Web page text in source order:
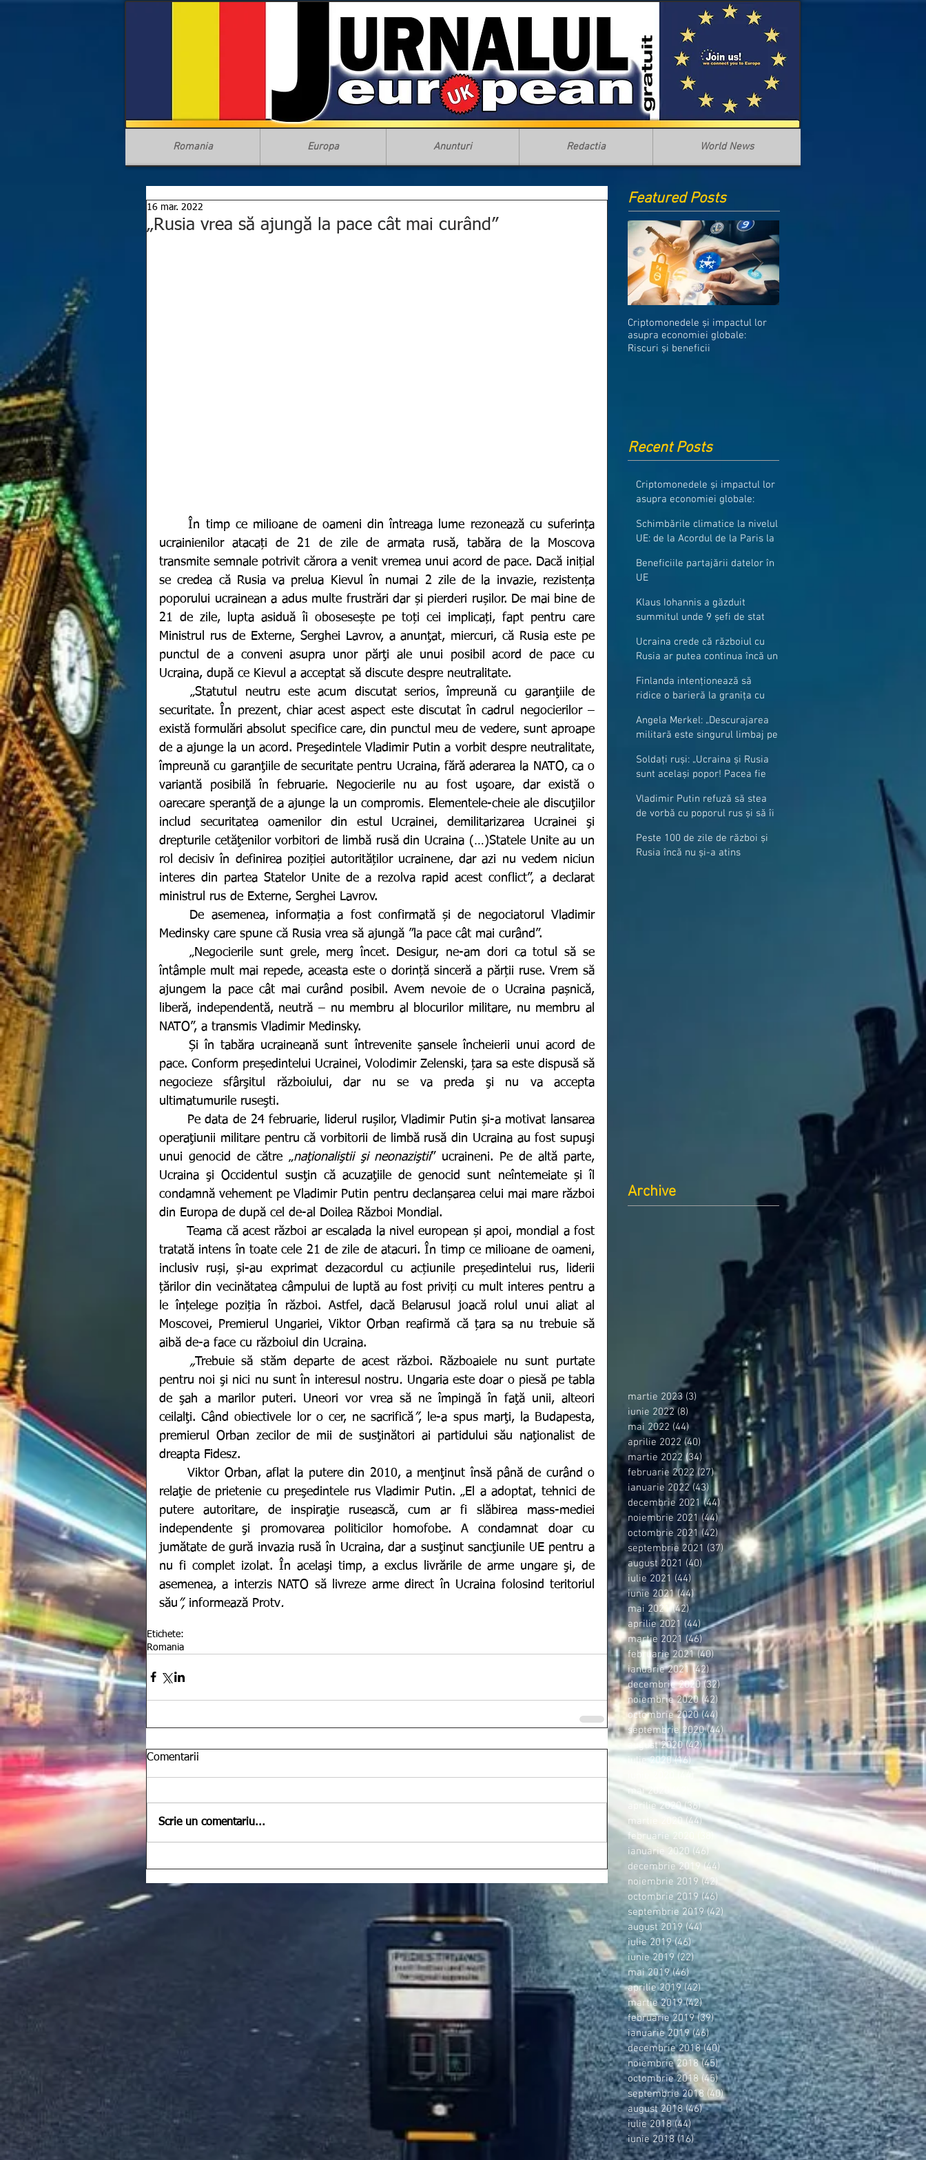
Romania Europa Anunturi Redactia World News
„Rusia vrea să ajungă la pace cât mai curând”
16 mar. 2022
	În timp ce milioane de oameni din întreaga lume rezonează cu suferința
ucrainienilor atacați de 21 de zile de armata rusă, tabăra de la Moscova
transmite semnale potrivit cărora a venit vremea unui acord de pace. Dacă inițial
se credea că Rusia va prelua Kievul în numai 2 zile de la invazie, rezistența
poporului ucrainean a adus multe frustrări dar și pierderi rușilor. De mai bine de
21 de zile, lupta asiduă îi obosesește pe toți cei implicați, fapt pentru care
Ministrul rus de Externe, Serghei Lavrov, a anunţat, miercuri, că Rusia este pe
punctul de a conveni asupra unor părţi ale unui posibil acord de pace cu
Ucraina, după ce Kievul a acceptat să discute despre neutralitate.
	„Statutul neutru este acum discutat serios, împreună cu garanţiile de
securitate. În prezent, chiar acest aspect este discutat în cadrul negocierilor –
există formulări absolut specifice care, din punctul meu de vedere, sunt aproape
de a ajunge la un acord. Preşedintele Vladimir Putin a vorbit despre neutralitate,
împreună cu garanţiile de securitate pentru Ucraina, fără aderarea la NATO, ca o
variantă posibilă în februarie. Negocierile nu au fost uşoare, dar există o
oarecare speranţă de a ajunge la un compromis. Elementele-cheie ale discuţiilor
includ securitatea oamenilor din estul Ucrainei, demilitarizarea Ucrainei şi
drepturile cetăţenilor vorbitori de limbă rusă din Ucraina (…)Statele Unite au un
rol decisiv în definirea poziției autorităților ucrainene, dar azi nu vedem niciun
interes din partea Statelor Unite de a rezolva rapid acest conflict”, a declarat
ministrul rus de Externe, Serghei Lavrov.
Medinsky care spune că Rusia vrea să ajungă ”la pace cât mai curând”.
întâmple mult mai repede, aceasta este o dorință sinceră a părții ruse. Vrem să
ajungem la pace cât mai curând posibil. Avem nevoie de o Ucraina pașnică,
liberă, independentă, neutră – nu membru al blocurilor militare, nu membru al
NATO”, a transmis Vladimir Medinsky.
	Și în tabăra ucraineană sunt întrevenite șansele încheierii unui acord de
pace. Conform președintelui Ucrainei, Volodimir Zelenski, țara sa este dispusă să
negocieze sfârşitul războiului, dar nu se va preda şi nu va accepta
ultimatumurile ruseşti.
operaţiunii militare pentru că vorbitorii de limbă rusă din Ucraina au fost supuşi
unui genocid de către „naţionaliştii şi neonaziştii” ucraineni. Pe de altă parte,
Ucraina şi Occidentul susţin că acuzaţiile de genocid sunt neîntemeiate și îl
condamnă vehement pe Vladimir Putin pentru declanșarea celui mai mare război
din Europa de după cel de-al Doilea Război Mondial.
	Teama că acest război ar escalada la nivel european și apoi, mondial a fost
tratată intens în toate cele 21 de zile de atacuri. În timp ce milioane de oameni,
inclusiv ruși, și-au exprimat dezacordul cu acțiunile președintelui rus, liderii
țărilor din vecinătatea câmpului de luptă au fost priviți cu mult interes pentru a
le înțelege poziția în război. Astfel, dacă Belarusul joacă rolul unui aliat al
Moscovei, Premierul Ungariei, Viktor Orban reafirmă că țara sa nu trebuie să
aibă de-a face cu războiul din Ucraina.
„Trebuie să stăm departe de acest război. Războaiele nu sunt purtate
pentru noi şi nici nu sunt în interesul nostru. Ungaria este doar o piesă pe tabla
de şah a marilor puteri. Uneori vor vrea să ne împingă în faţă unii, alteori
ceilalţi. Când obiectivele lor o cer, ne sacrifică”, le-a spus marţi, la Budapesta,
premierul Orban zecilor de mii de susţinători ai partidului său naţionalist de
dreapta Fidesz.
	Viktor Orban, aflat la putere din 2010, a menţinut însă până de curând o
relaţie de prietenie cu preşedintele rus Vladimir Putin. „El a adoptat, tehnici de
putere autoritare, de inspiraţie rusească, cum ar fi slăbirea mass-mediei
independente şi promovarea politicilor homofobe. A condamnat doar cu
jumătate de gură invazia rusă în Ucraina, dar a susţinut sancţiunile UE pentru a
nu fi complet izolat. În acelaşi timp, a exclus livrările de arme ungare şi, de
asemenea, a interzis NATO să livreze arme direct în Ucraina folosind teritoriul
său ”, informează Protv.
Etichete:
Romania
Comentarii
Scrie un comentariu...
Featured Posts
Criptomonedele și impactul lor
asupra economiei globale:
Riscuri și beneficii
Recent Posts
Criptomonedele și impactul lor
asupra economiei globale:
Schimbările climatice la nivelul
UE: de la Acordul de la Paris la
Beneficiile partajării datelor în
UE
Klaus Iohannis a găzduit
summitul unde 9 șefi de stat
granițe
Ucraina crede că războiul cu
Rusia ar putea continua încă un
Finlanda intenționează să
ridice o barieră la granița cu
Angela Merkel: „Descurajarea
militară este singurul limbaj pe
Soldați ruși: „Ucraina și Rusia
sunt același popor! Pacea fie
Vladimir Putin refuză să stea
de vorbă cu poporul rus și să îi
Peste 100 de zile de război și
Rusia încă nu și-a atins
Archive
martie 2023 (3) 3 postări
iunie 2022 (8) 8 postări
mai 2022 (44)44 postări
aprilie 2022 (40) 40 postări
martie 2022 (34) 34 postări
februarie 2022 (27)27 postări
ianuarie 2022 (43) 43 postări
decembrie 2021 (44) 44 postări
noiembrie 2021 (44)44 postări
octombrie 2021 (42)42 postări
septembrie 2021 (37)37 postări
august 2021 (40)40 postări
iulie 2021 (44) 44 postări
iunie 2021 (44)44 postări
mai 2021 (42)42 postări
aprilie 2021 (44) 44 postări
martie 2021 (46) 46 postări
februarie 2021 (40)40 postări
ianuarie 2021 (42)42 postări
decembrie 2020 (32)32 postări
noiembrie 2020 (42) 42 postări
octombrie 2020 (44) 44 postări
septembrie 2020 (44) 44 postări
august 2020 (42)42 postări
iulie 2020 (16)16 postări
44 postări
mai 2020
42 postări
aprilie 2020 (36)36 postări
martie 2020 (44)44 postări
februarie 2020
38 postări
ianuarie 2020 (46)
decembrie 2019 (44) 44 postări
noiembrie 2019 (42) 42 postări
octombrie 2019 (46) 46 postări
septembrie 2019 (42) 42 postări
august 2019 (44)44 postări
iulie 2019 (46)46 postări
iunie 2019 (22)22 postări
mai 2019 (46)46 postări
aprilie 2019 (42)42 postări
martie 2019 (42)42 postări
februarie 2019 (39)39 postări
ianuarie 2019 (46)46 postări
decembrie 2018 (40)40 postări
noiembrie 2018 (45)45 postări
octombrie 2018 (45)45 postări
septembrie 2018 (40)40 postări
august 2018 (46)46 postări
iulie 2018 (44)44 postări
iunie 2018 (16)16 postări